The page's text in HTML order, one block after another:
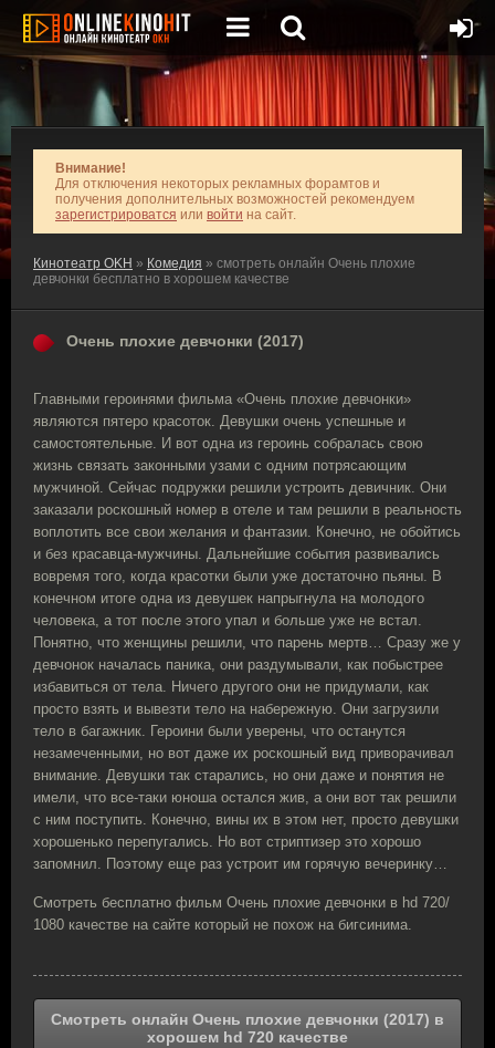
Внимание!
Для отключения некоторых рекламных форамтов и
получения дополнительных возможностей рекомендуем
зарегистрироватся или войти на сайт.
Кинотеатр OKH » Комедия » смотреть онлайн Очень плохие
девчонки бесплатно в хорошем качестве
Очень плохие девчонки (2017)
Главными героинями фильма «Очень плохие девчонки»
являются пятеро красоток. Девушки очень успешные и
самостоятельные. И вот одна из героинь собралась свою
жизнь связать законными узами с одним потрясающим
мужчиной. Сейчас подружки решили устроить девичник. Они
заказали роскошный номер в отеле и там решили в реальность
воплотить все свои желания и фантазии. Конечно, не обойтись
и без красавца-мужчины. Дальнейшие события развивались
вовремя того, когда красотки были уже достаточно пьяны. В
конечном итоге одна из девушек напрыгнула на молодого
человека, а тот после этого упал и больше уже не встал.
Понятно, что женщины решили, что парень мертв… Сразу же у
девчонок началась паника, они раздумывали, как побыстрее
избавиться от тела. Ничего другого они не придумали, как
просто взять и вывезти тело на набережную. Они загрузили
тело в багажник. Героини были уверены, что останутся
незамеченными, но вот даже их роскошный вид приворачивал
внимание. Девушки так старались, но они даже и понятия не
имели, что все-таки юноша остался жив, а они вот так решили
с ним поступить. Конечно, вины их в этом нет, просто девушки
хорошенько перепугались. Но вот стриптизер это хорошо
запомнил. Поэтому еще раз устроит им горячую вечеринку…
Смотреть бесплатно фильм Очень плохие девчонки в hd 720/
1080 качестве на сайте который не похож на бигсинима.
Смотреть онлайн Очень плохие девчонки (2017) в
хорошем hd 720 качестве